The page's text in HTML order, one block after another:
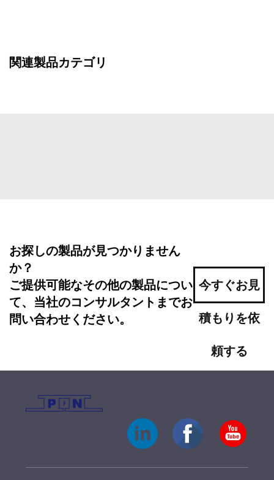
関連製品カテゴリ
お探しの製品が見つかりません
か？
ご提供可能なその他の製品につい
て、当社のコンサルタントまでお
問い合わせください。
今すぐお見
積もりを依
頼する